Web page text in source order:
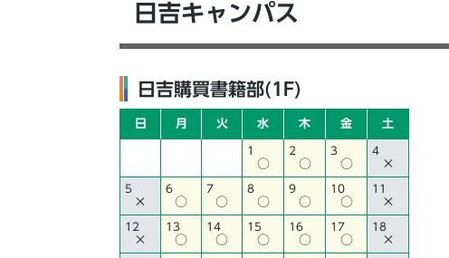
日吉キャンパス
日吉購買書籍部(1F)
日 月 火 水 木 金 土
1
○
2
○
3
○
4
×
5
×
6
○
7
○
8
○
9
○
10
○
11
×
12
×
13
○
14
○
15
○
16
○
17
○
18
×